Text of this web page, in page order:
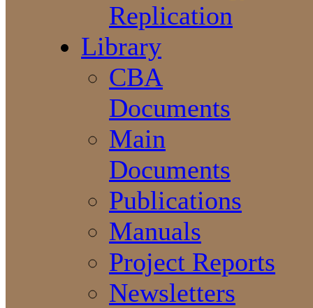
Replication
Library
CBA
Documents
Main
Documents
Publications
Manuals
Project Reports
Newsletters